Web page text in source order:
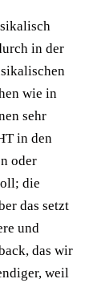
in der
wie in
sehr
in den
oder
die
das setzt
und
das wir
weil